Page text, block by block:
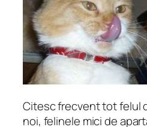
Citesc frecvent tot felul
noi, felinele mici de